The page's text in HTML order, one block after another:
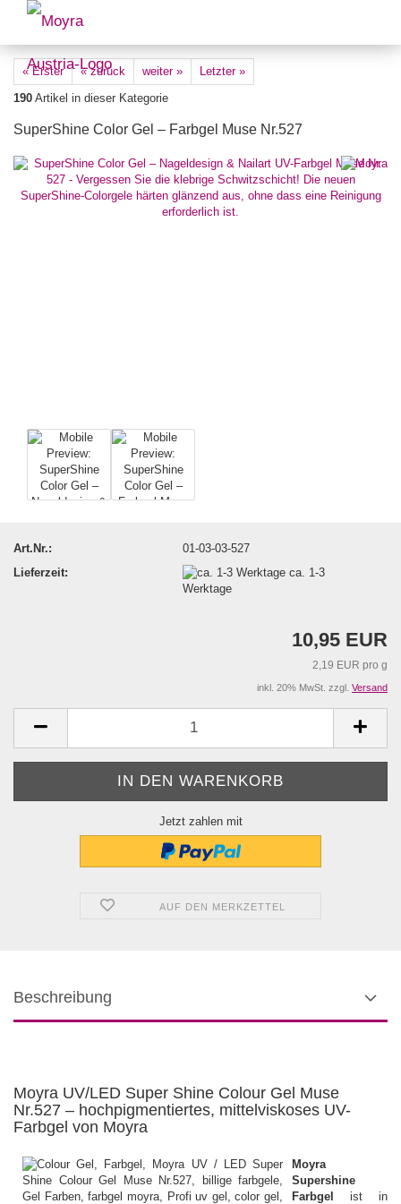
« Erster « zurück weiter »
Letzter »
190 Artikel in dieser Kategorie
SuperShine Color Gel – Farbgel Muse Nr.527
Art.Nr.:
01-03-03-527
Lieferzeit:
ca. 1-3
Werktage
10,95 EUR
2,19 EUR pro g
inkl. 20% MwSt. zzgl. Versand
Jetzt zahlen mit
AUF DEN MERKZETTEL
Beschreibung
Moyra UV/LED Super Shine Colour Gel Muse
Nr.527 – hochpigmentiertes, mittelviskoses UV-
Farbgel von Moyra
Moyra
Supershine
Farbgel ist in